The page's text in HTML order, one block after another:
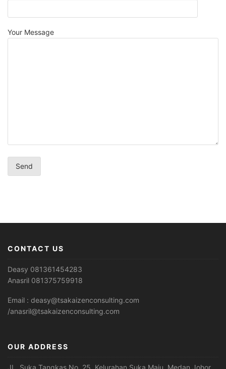
Your Message
CONTACT US
Deasy 081361454283
Anasril 081375759918
Email : deasy@tsakaizenconsulting.com
/anasril@tsakaizenconsulting.com
OUR ADDRESS
JL. Suka Tangkas No. 25, Kelurahan Suka Maju, Medan Johor,